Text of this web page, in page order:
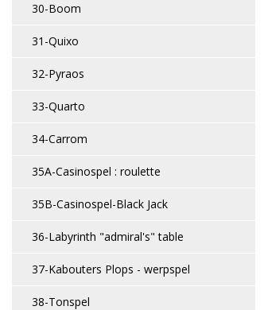
30-Boom
31-Quixo
32-Pyraos
33-Quarto
34-Carrom
35A-Casinospel : roulette
35B-Casinospel-Black Jack
36-Labyrinth "admiral's" table
37-Kabouters Plops - werpspel
38-Tonspel